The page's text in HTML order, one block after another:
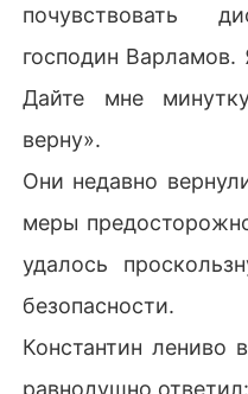
почувствовать
господин Варламов.
Дайте мне
верну».
Они недавно
меры
удалось
безопасности.
Константин лениво
равнодушно ответил: